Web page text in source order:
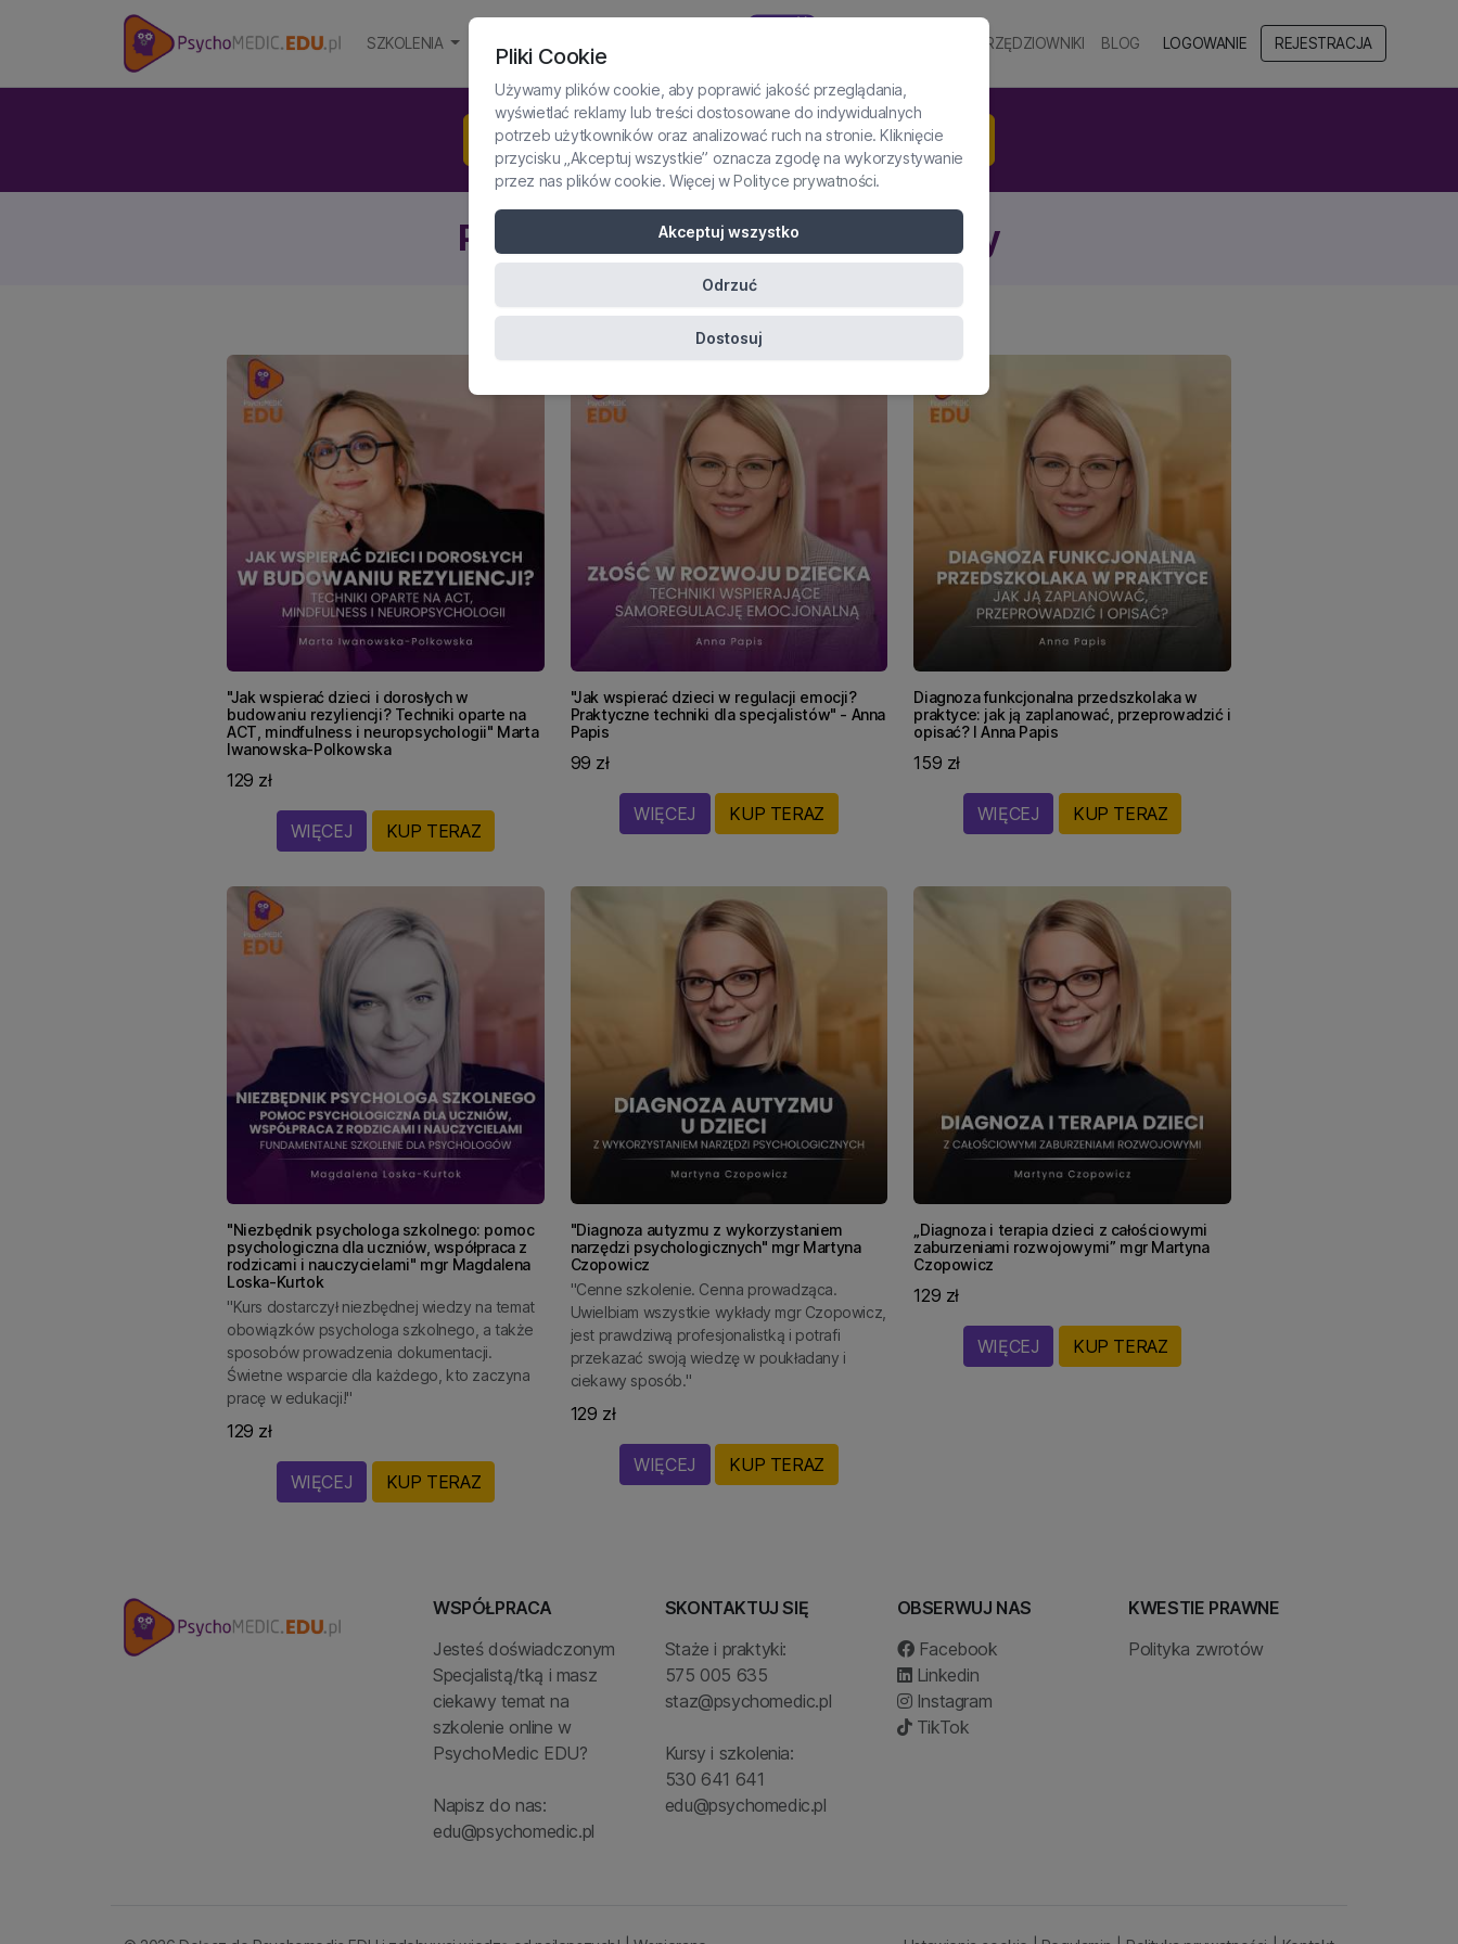
SZKOLENIA NARZĘDZIOWNIKI BLOG LOGOWANIE REJESTRACJA
NIELIMITOWANY DOSTĘP DO PLATFORMY
Psycholog szkolny/przedszkolny
"Jak wspierać dzieci i dorosłych w
budowaniu rezyliencji? Techniki oparte na
ACT, mindfulness i neuropsychologii" Marta
Iwanowska-Polkowska
129 zł
WIĘCEJ KUP TERAZ
"Jak wspierać dzieci w regulacji emocji?
Praktyczne techniki dla specjalistów" - Anna
Papis
99 zł
WIĘCEJ KUP TERAZ
Diagnoza funkcjonalna przedszkolaka w
praktyce: jak ją zaplanować, przeprowadzić i
opisać? I Anna Papis
159 zł
WIĘCEJ KUP TERAZ
"Niezbędnik psychologa szkolnego: pomoc
psychologiczna dla uczniów, współpraca z
rodzicami i nauczycielami" mgr Magdalena
Loska-Kurtok
"Kurs dostarczył niezbędnej wiedzy na temat
obowiązków psychologa szkolnego, a także
sposobów prowadzenia dokumentacji.
Świetne wsparcie dla każdego, kto zaczyna
pracę w edukacji!"
129 zł
WIĘCEJ KUP TERAZ
"Diagnoza autyzmu z wykorzystaniem
narzędzi psychologicznych" mgr Martyna
Czopowicz
"Cenne szkolenie. Cenna prowadząca.
Uwielbiam wszystkie wykłady mgr Czopowicz,
jest prawdziwą profesjonalistką i potrafi
przekazać swoją wiedzę w poukładany i
ciekawy sposób."
129 zł
WIĘCEJ KUP TERAZ
„Diagnoza i terapia dzieci z całościowymi
zaburzeniami rozwojowymi” mgr Martyna
Czopowicz
129 zł
WIĘCEJ KUP TERAZ
WSPÓŁPRACA
Jesteś doświadczonym
Specjalistą/tką i masz
ciekawy temat na
szkolenie online w
PsychoMedic EDU?
Napisz do nas:
edu@psychomedic.pl
SKONTAKTUJ SIĘ
Staże i praktyki:
575 005 635
staz@psychomedic.pl
Kursy i szkolenia:
530 641 641
edu@psychomedic.pl
OBSERWUJ NAS
Facebook
Linkedin
Instagram
TikTok
KWESTIE PRAWNE
Polityka zwrotów
Pliki Cookie
Używamy plików cookie, aby poprawić jakość przeglądania,
wyświetlać reklamy lub treści dostosowane do indywidualnych
potrzeb użytkowników oraz analizować ruch na stronie. Kliknięcie
przycisku „Akceptuj wszystkie” oznacza zgodę na wykorzystywanie
przez nas plików cookie. Więcej wPolityce prywatności.
Akceptuj wszystko
Odrzuć
Dostosuj